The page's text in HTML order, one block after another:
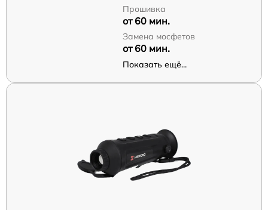
Прошивка
от 60 мин.
Замена мосфетов
от 60 мин.
Показать ещё...